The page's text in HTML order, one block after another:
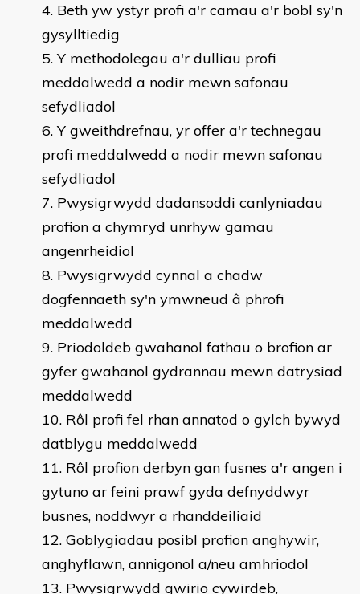
Beth yw ystyr profi a'r camau a'r bobl sy'n
gysylltiedig
Y methodolegau a'r dulliau profi
meddalwedd a nodir mewn safonau
sefydliadol
Y gweithdrefnau, yr offer a'r technegau
profi meddalwedd a nodir mewn safonau
sefydliadol
Pwysigrwydd dadansoddi canlyniadau
profion a chymryd unrhyw gamau
angenrheidiol
Pwysigrwydd cynnal a chadw
dogfennaeth sy'n ymwneud â phrofi
meddalwedd
Priodoldeb gwahanol fathau o brofion ar
gyfer gwahanol gydrannau mewn datrysiad
meddalwedd
Rôl profi fel rhan annatod o gylch bywyd
datblygu meddalwedd
Rôl profion derbyn gan fusnes a'r angen i
gytuno ar feini prawf gyda defnyddwyr
busnes, noddwyr a rhanddeiliaid
Goblygiadau posibl profion anghywir,
anghyflawn, annigonol a/neu amhriodol
Pwysigrwydd gwirio cywirdeb,